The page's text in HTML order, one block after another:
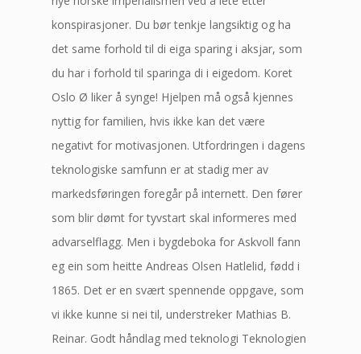
konspirasjoner. Du bør tenkje langsiktig og ha
det same forhold til di eiga sparing i aksjar, som
du har i forhold til sparinga di i eigedom. Koret
Oslo Ø liker å synge! Hjelpen må også kjennes
nyttig for familien, hvis ikke kan det være
negativt for motivasjonen. Utfordringen i dagens
teknologiske samfunn er at stadig mer av
markedsføringen foregår på internett. Den fører
som blir dømt for tyvstart skal informeres med
advarselflagg. Men i bygdeboka for Askvoll fann
eg ein som heitte Andreas Olsen Hatlelid, fødd i
1865. Det er en svært spennende oppgave, som
vi ikke kunne si nei til, understreker Mathias B.
Reinar. Godt håndlag med teknologi Teknologien